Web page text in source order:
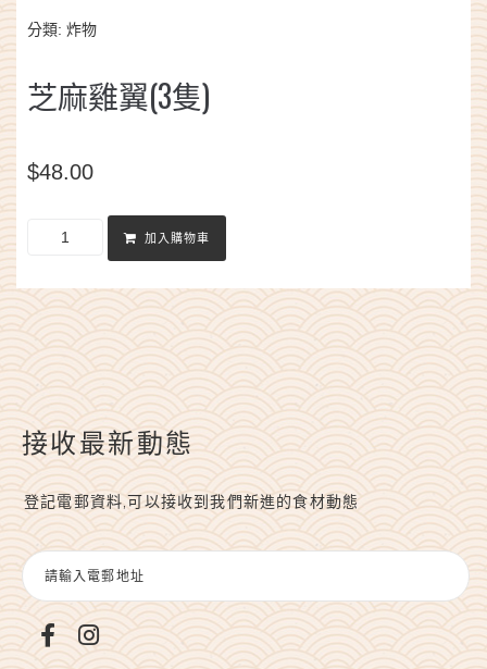
分類: 炸物
芝麻雞翼(3隻)
$48.00
加入購物車
接收最新動態
登記電郵資料,可以接收到我們新進的食材動態